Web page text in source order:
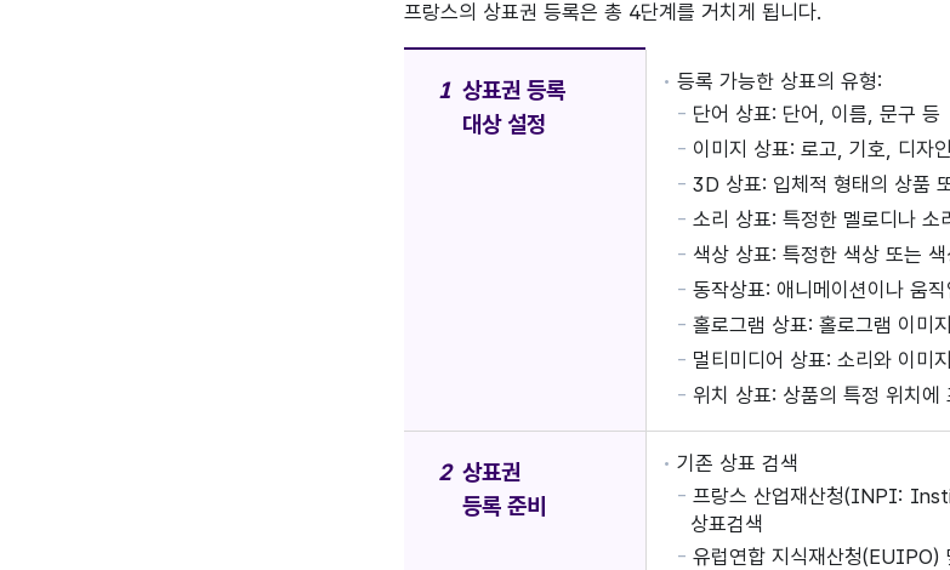
프랑스의 상표권 등록은 총 4단계를 거치게 됩니다.
상표권 등록
대상 설정
등록 가능한 상표의 유형:
단어 상표: 단어, 이름, 문구 등
이미지 상표: 로고, 기호, 디자인
3D 상표: 입체적 형태의 상품
소리 상표: 특정한 멜로디나 소
색상 상표: 특정한 색상 또는
동작상표: 애니메이션이나 움직
홀로그램 상표: 홀로그램 이미지
멀티미디어 상표: 소리와 이미
위치 상표: 상품의 특정 위치에
상표권
등록 준비
기존 상표 검색
프랑스 산업재산청(INPI:
상표검색
유럽연합 지식재산청(EUIPO)